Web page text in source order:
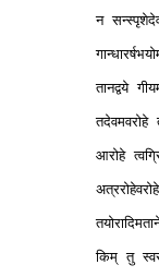
न
तानद्वये
तदेवमवरोहे तु
आरोहे
अत्ररोहेवरोहे
तयोरादिमताने
किम् तु